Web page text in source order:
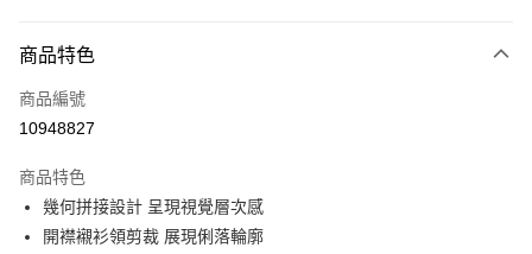
信用卡一次付款
信用卡分期付款
合作金庫商業銀行
華南商業銀行
上海商業儲蓄銀行
LINE Pay
Apple Pay
商品特色
商品編號
10948827
商品特色
幾何拼接設計 呈現視覺層次感
開襟襯衫領剪裁 展現俐落輪廓